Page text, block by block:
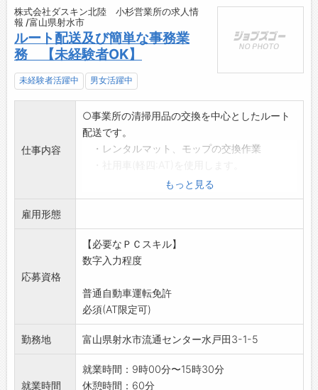
株式会社ダスキン北陸 小杉営業所の求人情
報 /富山県射水市
ルート配送及び簡単な事務業
務 【未経験者OK】
未経験者活躍中 男女活躍中
仕事内容
○事業所の清掃用品の交換を中心としたルート
配送です。
・レンタルマット、モップの交換作業
・簡単な事務業務
・エリア:射水市・富山市
*2ヶ月間は同行致しますので、未経験の方でも
気軽に出来ます。
・変更範囲:変更なし
もっと見る
雇用形態
応募資格
【必要なＰＣスキル】
数字入力程度
普通自動車運転免許
必須(AT限定可)
勤務地 富山県射水市流通センター水戸田3-1-5
就業時間
就業時間：9時00分〜15時30分
休憩時間：60分